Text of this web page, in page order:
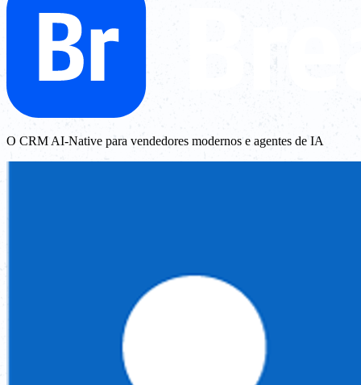
O CRM AI-Native para vendedores modernos e agentes de IA